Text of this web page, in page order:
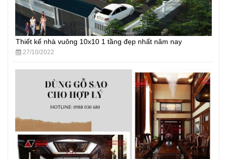
Thiết kế nhà vuông 10x10 1 tầng đẹp nhất năm nay
27/10/2022